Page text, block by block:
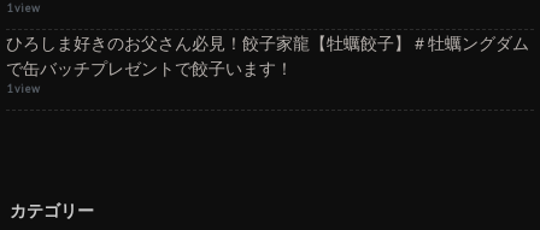
1 view
ひろしま好きのお父さん必見！餃子家龍【牡蠣餃子】＃牡蠣ングダム
で缶バッチプレゼントで餃子います！
1 view
カテゴリー